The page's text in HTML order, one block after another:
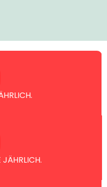
JÄHRLICH.